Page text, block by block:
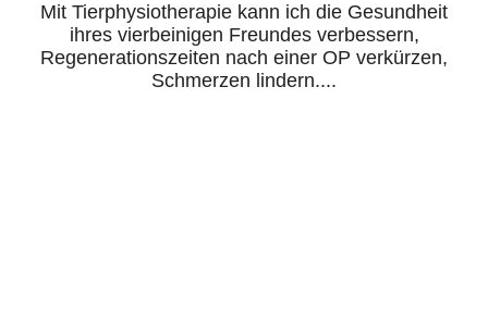
Mit Tierphysiotherapie kann ich die Gesundheit
ihres vierbeinigen Freundes verbessern,
Regenerationszeiten nach einer OP verkürzen,
Schmerzen lindern....